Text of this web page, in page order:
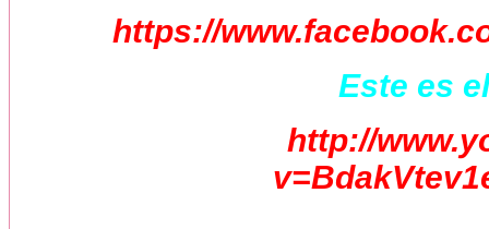
https://
Este es
http://